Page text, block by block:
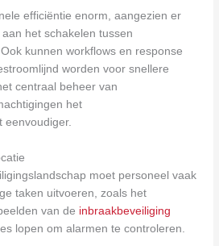
efficiëntie enorm, aangezien er
het schakelen tussen
kunnen workflows en response
worden voor snellere
centraal beheer van
het
eenvoudiger.
moet personeel vaak
taken uitvoeren, zoals het
van de inbraakbeveiliging
lopen om alarmen te controleren.